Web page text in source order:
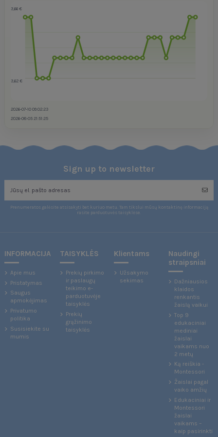
3,66 €
3,62 €
2026-07-10 09:02:23
2026-08-05 21:51:25
Sign up to newsletter
Prenumeratos galėsite atsisakyti bet kuriuo metu. Tam tikslui mūsų kontaktinę informaciją
rasite parduotuvės taisyklėse.
INFORMACIJA
Apie mus
Pristatymas
Saugus
apmokėjimas
Privatumo
politika
Susisiekite su
mumis
TAISYKLĖS
Prekių pirkimo
ir paslaugų
teikimo e-
parduotuvėje
taisyklės
Prekių
grąžinimo
taisyklės
Klientams
Užsakymo
sekimas
Naudingi
straipsniai
Dažniausios
klaidos
renkantis
žaislą vaikui
Top 9
edukaciniai
mediniai
žaislai
vaikams nuo
2 metų
Ką reiškia -
Montessori
Žaislai pagal
vaiko amžių
Edukaciniai ir
Montessori
žaislai
vaikams –
kaip pasirinkti